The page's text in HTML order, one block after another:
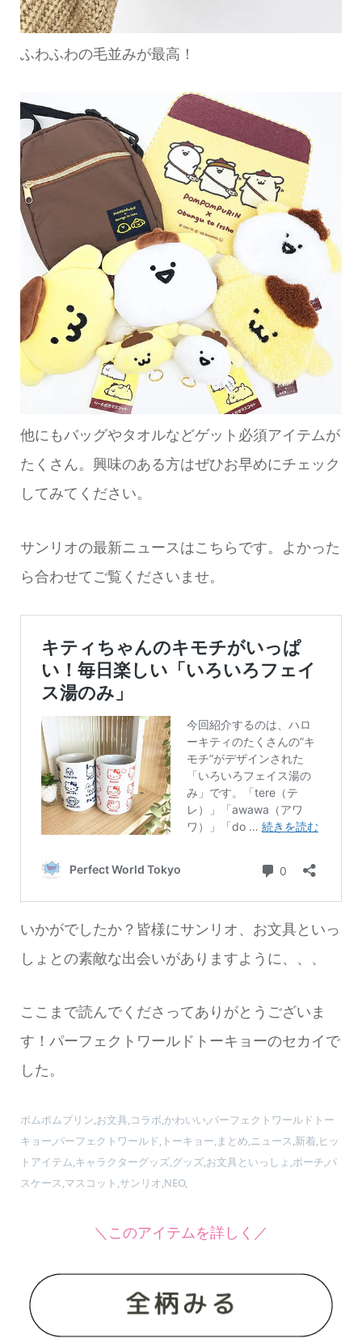
ふわふわの毛並みが最高！
他にもバッグやタオルなどゲット必須アイテムが
たくさん。興味のある方はぜひお早めにチェック
してみてください。
サンリオの最新ニュースはこちらです。よかった
ら合わせてご覧くださいませ。
いかがでしたか？皆様にサンリオ、お文具といっ
しょとの素敵な出会いがありますように、、、
ここまで読んでくださってありがとうございま
す！パーフェクトワールドトーキョーのセカイで
した。
ポムポムプリン,お文具,コラボ,かわいい,パーフェクトワールドトー
キョー,パーフェクトワールド,トーキョー,まとめ,ニュース,新着,ヒッ
トアイテム,キャラクターグッズ,グッズ,お文具といっしょ,ポーチ,パ
スケース,マスコット,サンリオ,NEO,
＼このアイテムを詳しく／